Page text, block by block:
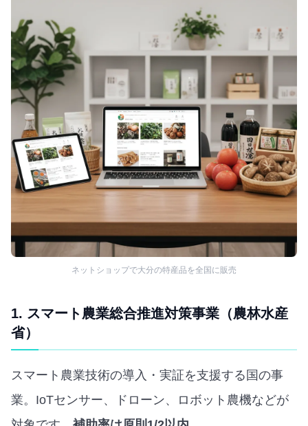
ネットショップで大分の特産品を全国に販売
1. スマート農業総合推進対策事業（農林水産
省）
スマート農業技術の導入・実証を支援する国の事
業。IoTセンサー、ドローン、ロボット農機などが